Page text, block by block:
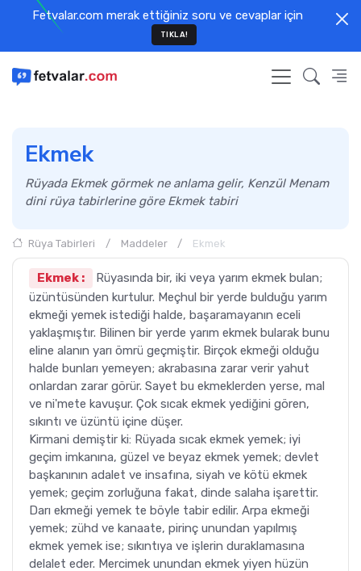
Fetvalar.com merak ettiğiniz soru ve cevaplar için
TIKLA!
Ekmek
Rüyada Ekmek görmek ne anlama gelir, Kenzül Menam
dini rüya tabirlerine göre Ekmek tabiri
Rüya Tabirleri Maddeler Ekmek
Ekmek :
Rüyasında bir, iki veya yarım ekmek bulan;
üzüntüsünden kurtulur. Meçhul bir yerde bulduğu yarım
ekmeği yemek istediği halde, başaramayanın eceli
yaklaşmıştır. Bilinen bir yerde yarım ekmek bularak bunu
eline alanın yarı ömrü geçmiştir. Birçok ekmeği olduğu
halde bunları yemeyen; akrabasına zarar verir yahut
onlardan zarar görür. Sayet bu ekmeklerden yerse, mal
ve ni'mete kavuşur. Çok sıcak ekmek yediğini gören,
sıkıntı ve üzüntü içine düşer.
Kirmani demiştir ki: Rüyada sıcak ekmek yemek; iyi
geçim imkanına, güzel ve beyaz ekmek yemek; devlet
başkanının adalet ve insafına, siyah ve kötü ekmek
yemek; geçim zorluğuna fakat, dinde salaha işarettir.
Darı ekmeği yemek te böyle tabir edilir. Arpa ekmeği
yemek; zühd ve kanaate, pirinç unundan yapılmış
ekmek yemek ise; sıkıntıya ve işlerin duraklamasına
delalet eder. Mercimek unundan ekmek yiyen hüzün